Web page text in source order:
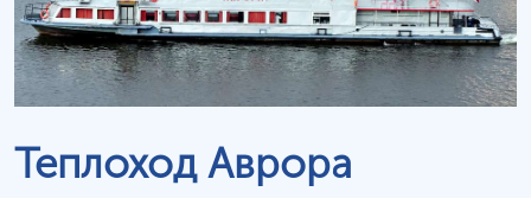
Теплоход Аврора